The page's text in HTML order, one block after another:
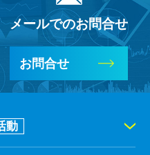
メールでのお問合せ
お問合せ
動